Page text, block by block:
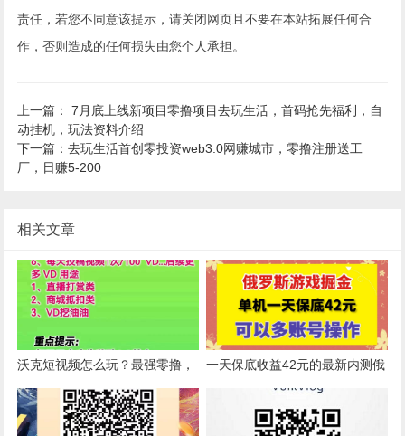
责任，若您不同意该提示，请关闭网页且不要在本站拓展任何合
作，否则造成的任何损失由您个人承担。
上一篇： 7月底上线新项目零撸项目去玩生活，首码抢先福利，自
动挂机，玩法资料介绍
下一篇：去玩生活首创零投资web3.0网赚城市，零撸注册送工
厂，日赚5-200
相关文章
沃克短视频怎么玩？最强零撸，
沃克短视频，单号100+，可多号
操作
一天保底收益42元的最新内测俄
罗斯小游戏掘金项目，可以多账
号批量操作